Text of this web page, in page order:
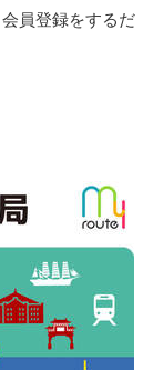
員登録をするだ